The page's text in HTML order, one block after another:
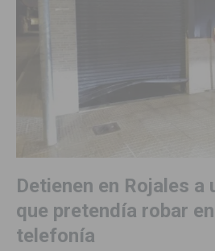
Detienen en Rojales a
que pretendía robar
telefonía